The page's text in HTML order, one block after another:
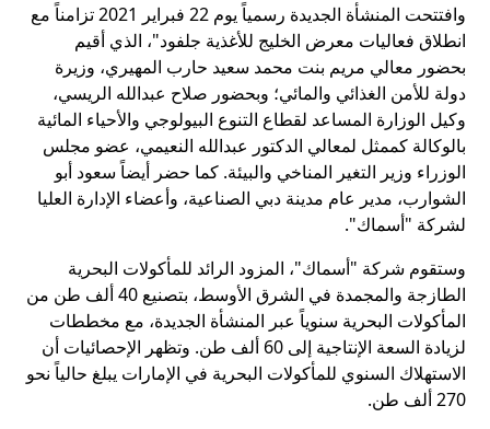
وافتتحت المنشأة الجديدة رسمياً يوم 22 فبراير 2021 تزامناً مع
انطلاق فعاليات معرض الخليج للأغذية جلفود"، الذي أقيم
بحضور معالي مريم بنت محمد سعيد حارب المهيري، وزيرة
دولة للأمن الغذائي والمائي؛ وبحضور صلاح عبدالله الريسي،
وكيل الوزارة المساعد لقطاع التنوع البيولوجي والأحياء المائية
بالوكالة كممثل لمعالي الدكتور عبدالله النعيمي، عضو مجلس
الوزراء وزير التغير المناخي والبيئة. كما حضر أيضاً سعود أبو
الشوارب، مدير عام مدينة دبي الصناعية، وأعضاء الإدارة العليا
لشركة "أسماك".
وستقوم شركة "أسماك"، المزود الرائد للمأكولات البحرية
الطازجة والمجمدة في الشرق الأوسط، بتصنيع 40 ألف طن من
المأكولات البحرية سنوياً عبر المنشأة الجديدة، مع مخططات
لزيادة السعة الإنتاجية إلى 60 ألف طن. وتظهر الإحصائيات أن
الاستهلاك السنوي للمأكولات البحرية في الإمارات يبلغ حالياً نحو
270 ألف طن.